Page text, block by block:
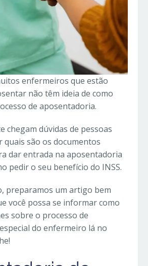
enfermeiros que estão
não têm ideia de como
de aposentadoria.
chegam dúvidas de pessoas
quais são os documentos
dar entrada na aposentadoria
pedir o seu benefício do INSS.
preparamos um artigo bem
você possa se informar como
sobre o processo de
do enfermeiro lá no